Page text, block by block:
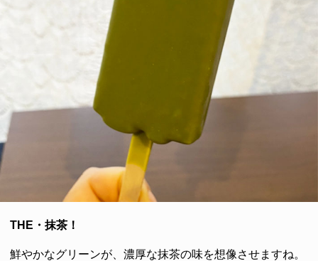
THE・抹茶！
鮮やかなグリーンが、濃厚な抹茶の味を想像させますね。